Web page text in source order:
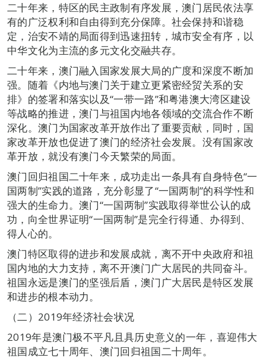
二十年来，特区的民主政制有序发展，澳门居民依法享
有的广泛权利和自由得到充分保障。社会保持和谐稳
定，治安不靖的局面得到迅速扭转，城市安全有序，以
中华文化为主流的多元文化交融共存。
二十年来，澳门融入国家发展大局的广度和深度不断加
强。随着《内地与澳门关于建立更紧密经贸关系的安
排》的签署和落实以及“一带一路”和粤港澳大湾区建设
等战略的推进，澳门与祖国内地各领域的交流合作不断
深化。澳门为国家改革开放作出了重要贡献，同时，国
家改革开放也促进了澳门的经济社会发展。没有国家改
革开放，就没有澳门今天繁荣的局面。
澳门回归祖国二十年来，成功走出一条具有自身特色“一
国两制”实践的道路，充分彰显了“一国两制”的科学性和
强大的生命力。澳门“一国两制”实践取得举世公认的成
功，向全世界证明“一国两制”是完全行得通、办得到、
得人心的。
澳门特区取得的进步和发展成就，离不开中央政府和祖
国内地的大力支持，离不开澳门广大居民的共同奋斗。
祖国永远是澳门的坚强后盾，澳门广大居民是特区发展
和进步的根本动力。
（二）2019年经济社会状况
2019年是澳门极不平凡且具历史意义的一年，喜迎伟大
祖国成立七十周年、澳门回归祖国二十周年。